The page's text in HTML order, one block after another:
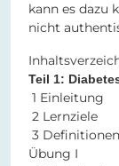
kann es dazu
nicht
Teil 1:
1 Einleitung
2 Lernziele
3 Definitionen
Übung I